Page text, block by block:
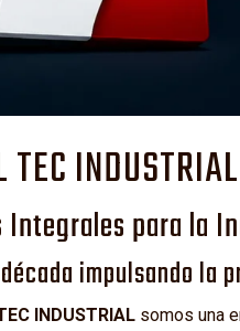
TEC INDUSTRIAL
Integrales para la
impulsando
INDUSTRIAL somos una